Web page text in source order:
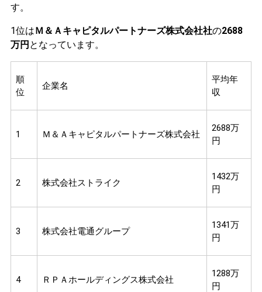
す。
1位はＭ＆Ａキャピタルパートナーズ株式会社社の2688
万円 となっています。
順
位
企業名
平均年
収
1 Ｍ＆Ａキャピタルパートナーズ株式会社
2688万
円
2 株式会社ストライク
1432万
円
3 株式会社電通グループ
1341万
円
4 ＲＰＡホールディングス株式会社
1288万
円